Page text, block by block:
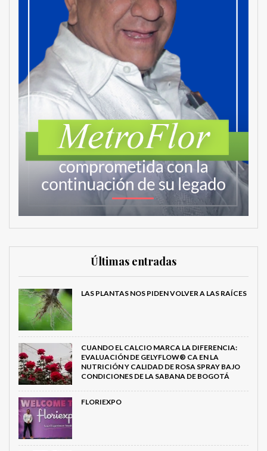
Últimas entradas
LAS PLANTAS NOS PIDEN VOLVER A LAS RAÍCES
CUANDO EL CALCIO MARCA LA DIFERENCIA:
EVALUACIÓN DE GELYFLOW® CA EN LA
NUTRICIÓN Y CALIDAD DE ROSA SPRAY BAJO
CONDICIONES DE LA SABANA DE BOGOTÁ
FLORIEXPO